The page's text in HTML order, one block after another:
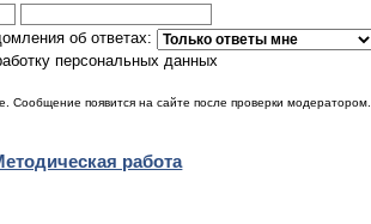
об ответах:
персональных данных
Сообщение появится на сайте после проверки модератором.
работа